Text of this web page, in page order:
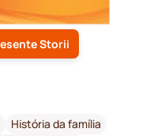
Storii
História da família